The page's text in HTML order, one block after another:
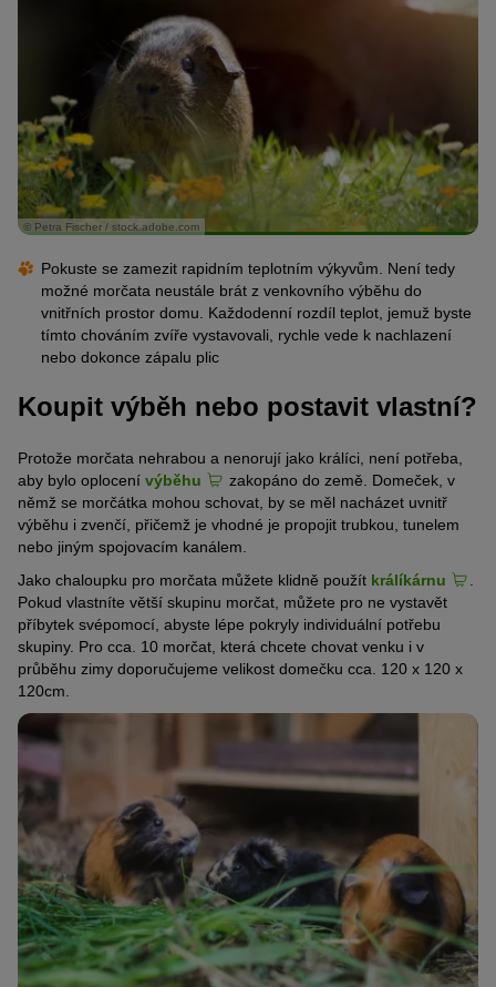
© Petra Fischer / stock.adobe.com
Pokuste se zamezit rapidním teplotním výkyvům. Není tedy
možné morčata neustále brát z venkovního výběhu do
vnitřních prostor domu. Každodenní rozdíl teplot, jemuž byste
tímto chováním zvíře vystavovali, rychle vede k nachlazení
nebo dokonce zápalu plic
Koupit výběh nebo postavit vlastní?
Protože morčata nehrabou a nenorují jako králíci, není potřeba,
aby bylo oplocení výběhu
zakopáno do země. Domeček, v
němž se morčátka mohou schovat, by se měl nacházet uvnitř
výběhu i zvenčí, přičemž je vhodné je propojit trubkou, tunelem
nebo jiným spojovacím kanálem.
Jako chaloupku pro morčata můžete klidně použít králíkárnu
Pokud vlastníte větší skupinu morčat, můžete pro ne vystavět
příbytek svépomocí, abyste lépe pokryly individuální potřebu
skupiny. Pro cca. 10 morčat, která chcete chovat venku i v
průběhu zimy doporučujeme velikost domečku cca. 120 x 120 x
120cm.